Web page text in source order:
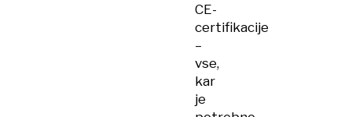
CE-
certifikacije
–
vse,
kar
je